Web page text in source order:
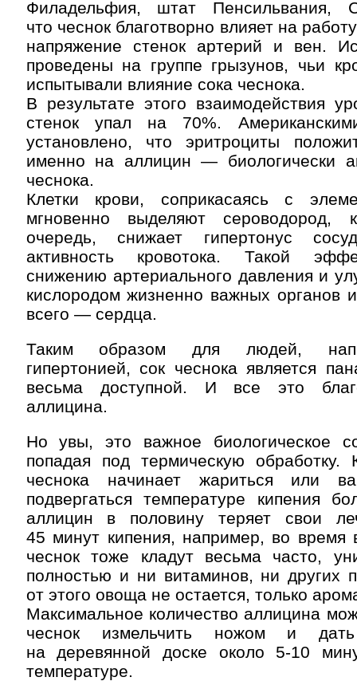
Филадельфия, штат Пенсильвания,
что чеснок благотворно влияет на
напряжение стенок артерий и вен.
проведены на группе грызунов, чьи
испытывали влияние сока чеснока.
В результате этого взаимодействия
стенок упал на 70%.
установлено, что эритроциты
именно на аллицин — биологически
чеснока.
Клетки крови, соприкасаясь с
мгновенно выделяют
очередь, снижает гипертонус
активность кровотока. Такой
снижению артериального давления и
кислородом жизненно важных органов
всего — сердца.
Таким образом для людей,
гипертонией, сок чеснока является
весьма доступной. И все это
аллицина.
Но увы, это важное биологическое
попадая под термическую обработку.
чеснока начинает жариться или
подвергаться температуре кипения
аллицин в половину теряет свои
45 минут кипения, например, во время
чеснок тоже кладут весьма часто,
полностью и ни витаминов, ни других
от этого овоща не остается, только
Максимальное количество аллицина
чеснок измельчить ножом и
на деревянной доске около 5-10
температуре.